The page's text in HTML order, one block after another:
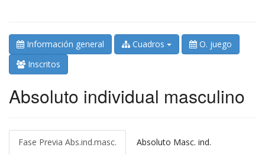
Información general Cuadros
O. juego
Inscritos
Absoluto individual masculino
Fase Previa Abs.ind.masc. Absoluto Masc. ind.